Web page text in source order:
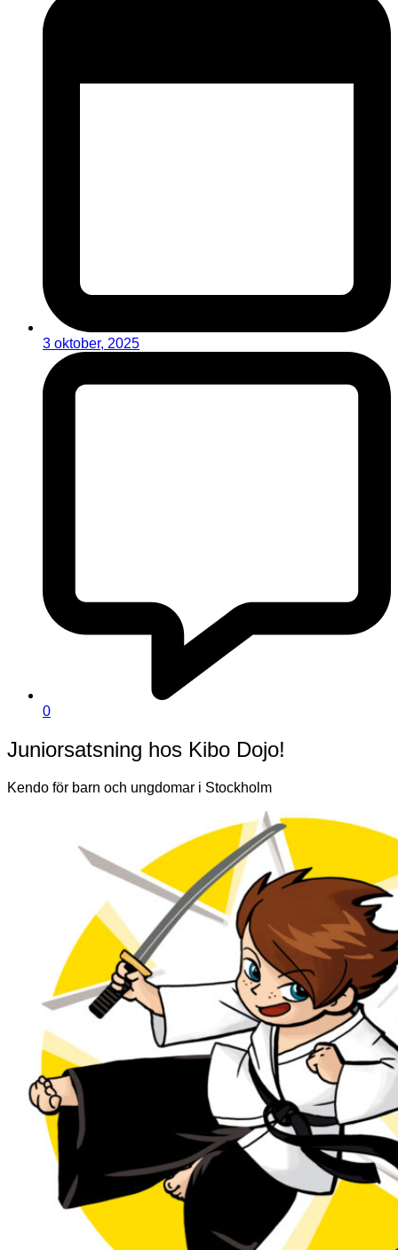
3 oktober, 2025
0
Juniorsatsning hos Kibo Dojo!
Kendo för barn och ungdomar i Stockholm